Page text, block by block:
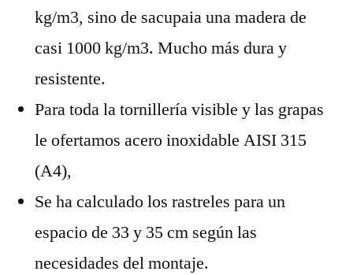
kg/m3, sino de sacupaia una madera de
casi 1000 kg/m3. Mucho más dura y
resistente.
Para toda la tornillería visible y las grapas
le ofertamos acero inoxidable AISI 315
(A4),
Se ha calculado los rastreles para un
espacio de 33 y 35 cm según las
necesidades del montaje.